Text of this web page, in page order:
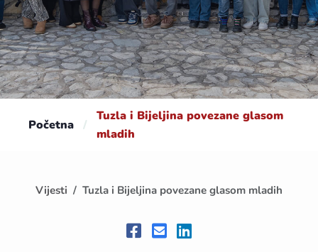
Početna /
Tuzla i Bijeljina povezane glasom
mladih
Vijesti Tuzla i Bijeljina povezane glasom mladih